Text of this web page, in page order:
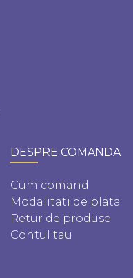
DESPRE COMANDA
Cum comand
Modalitati de plata
Retur de produse
Contul tau